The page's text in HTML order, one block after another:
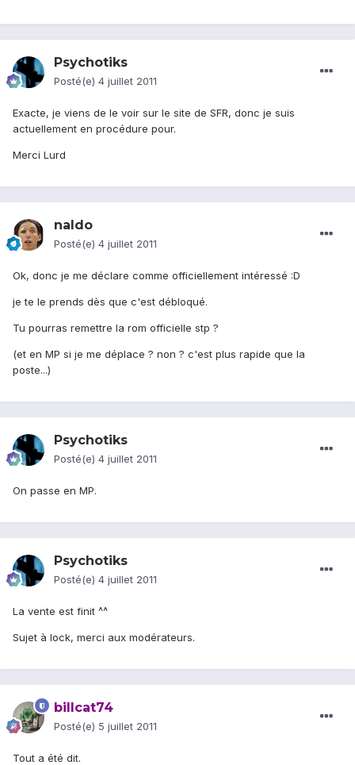
Psychotiks
Posté(e) 4 juillet 2011
Exacte, je viens de le voir sur le site de SFR, donc je suis
actuellement en procédure pour.
Merci Lurd
naldo
Posté(e) 4 juillet 2011
Ok, donc je me déclare comme officiellement intéressé :D
je te le prends dès que c'est débloqué.
Tu pourras remettre la rom officielle stp ?
(et en MP si je me déplace ? non ? c'est plus rapide que la
poste...)
Psychotiks
Posté(e) 4 juillet 2011
On passe en MP.
Psychotiks
Posté(e) 4 juillet 2011
La vente est finit ^^
Sujet à lock, merci aux modérateurs.
billcat74
Posté(e) 5 juillet 2011
Tout a été dit.